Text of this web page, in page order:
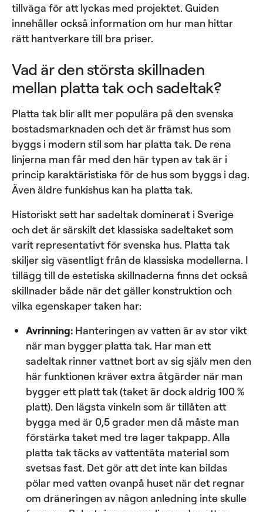
tillväga för att lyckas med projektet. Guiden
innehåller också information om hur man hittar
rätt hantverkare till bra priser.
Vad är den största skillnaden
mellan platta tak och sadeltak?
Platta tak blir allt mer populära på den svenska
bostadsmarknaden och det är främst hus som
byggs i modern stil som har platta tak. De rena
linjerna man får med den här typen av tak är i
princip karaktäristiska för de hus som byggs i dag.
Även äldre funkishus kan ha platta tak.
Historiskt sett har sadeltak dominerat i Sverige
och det är särskilt det klassiska sadeltaket som
varit representativt för svenska hus. Platta tak
skiljer sig väsentligt från de klassiska modellerna. I
tillägg till de estetiska skillnaderna finns det också
skillnader både när det gäller konstruktion och
vilka egenskaper taken har:
Avrinning: Hanteringen av vatten är av stor vikt
när man bygger platta tak. Har man ett
sadeltak rinner vattnet bort av sig själv men den
här funktionen kräver extra åtgärder när man
bygger ett platt tak (taket är dock aldrig 100 %
platt). Den lägsta vinkeln som är tillåten att
bygga med är 0,5 grader men då måste man
förstärka taket med tre lager takpapp. Alla
platta tak täcks av vattentäta material som
svetsas fast. Det gör att det inte kan bildas
pölar med vatten ovanpå huset när det regnar
om dräneringen av någon anledning inte skulle